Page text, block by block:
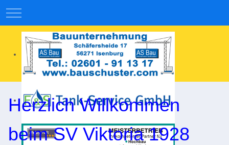
Mobile Menu Toggle
Herzlich Willkommen
beim SV Viktoria 1928